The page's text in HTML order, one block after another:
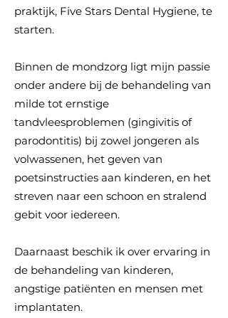
praktijk, Five Stars Dental Hygiene, te
starten.
Binnen de mondzorg ligt mijn passie
onder andere bij de behandeling van
milde tot ernstige
tandvleesproblemen (gingivitis of
parodontitis) bij zowel jongeren als
volwassenen, het geven van
poetsinstructies aan kinderen, en het
streven naar een schoon en stralend
gebit voor iedereen.
Daarnaast beschik ik over ervaring in
de behandeling van kinderen,
angstige patiënten en mensen met
implantaten.